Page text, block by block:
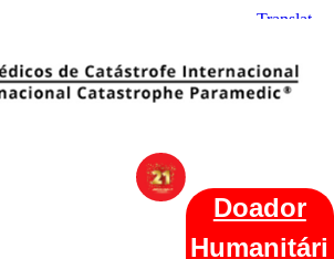
Internacional
Doador
Humanitári